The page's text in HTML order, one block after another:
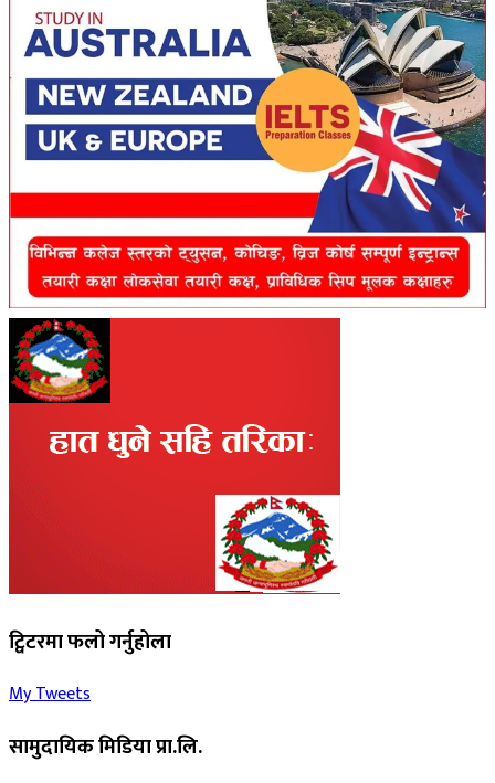
ट्विटरमा फलो गर्नुहोला
My Tweets
सामुदायिक मिडिया प्रा.लि.